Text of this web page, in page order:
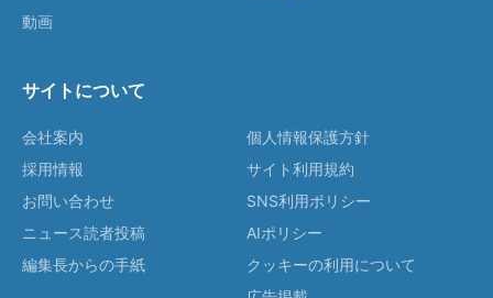
動画
サイトについて
会社案内
採用情報
お問い合わせ
ニュース読者投稿
編集長からの手紙
個人情報保護方針
サイト利用規約
SNS利用ポリシー
AIポリシー
クッキーの利用について